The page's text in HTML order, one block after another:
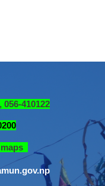
056-410122